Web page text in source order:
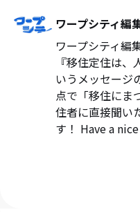
ワープシティ編
ワープシティ編
『移住定住は
いうメッセージ
点で「移住にま
住者に直接聞い
す！ Have a